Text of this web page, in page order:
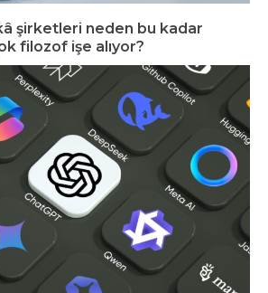
şirketleri neden bu kadar
filozof işe alıyor?